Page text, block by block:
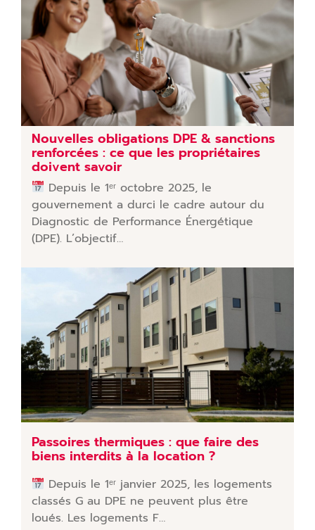
Nouvelles obligations DPE & sanctions
renforcées : ce que les propriétaires
doivent savoir
Depuis le 1ᵉʳ octobre 2025, le
gouvernement a durci le cadre autour du
Diagnostic de Performance Énergétique
(DPE). L’objectif…
Passoires thermiques : que faire des
biens interdits à la location ?
Depuis le 1ᵉʳ janvier 2025, les logements
classés G au DPE ne peuvent plus être
loués. Les logements F…